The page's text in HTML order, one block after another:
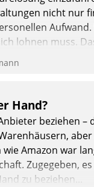
nicht nur
Aufwand.
lohnen muss.
der
wird, sollten
Hand?
beziehen –
aber
Amazon war
Zugegeben,
zu beziehen...